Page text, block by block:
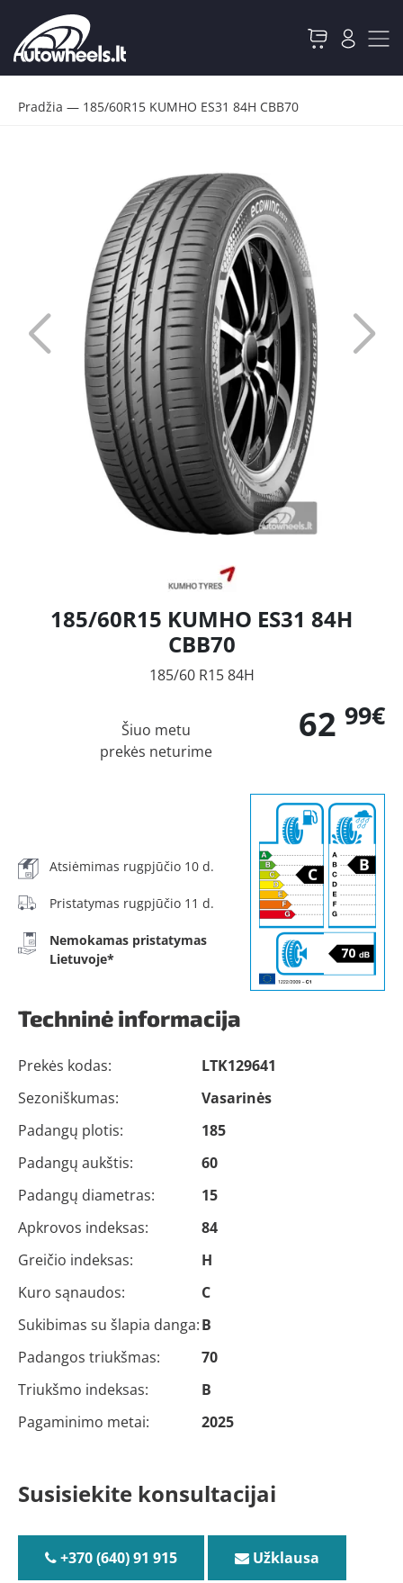
Pradžia — 185/60R15 KUMHO ES31 84H CBB70
185/60R15 KUMHO ES31 84H
CBB70
185/60 R15 84H
62 99€
Šiuo metu
prekės neturime
Atsiėmimas rugpjūčio 10 d.
Pristatymas rugpjūčio 11 d.
Nemokamas pristatymas
Lietuvoje*
Techninė informacija
Prekės kodas:
LTK129641
Sezoniškumas:
Vasarinės
Padangų plotis:
185
Padangų aukštis:
60
Padangų diametras:
15
Apkrovos indeksas:
84
Greičio indeksas:
H
Kuro sąnaudos:
C
Sukibimas su šlapia danga:B
Padangos triukšmas:
70
Triukšmo indeksas:
B
Pagaminimo metai:
2025
Susisiekite konsultacijai
+370 (640) 91 915 Užklausa